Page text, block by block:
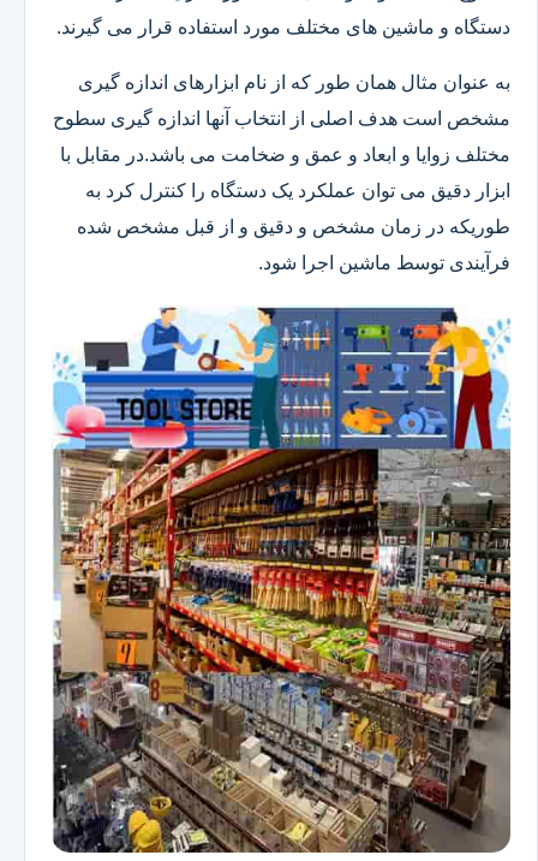
دستگاه و ماشین های مختلف مورد استفاده قرار می گیرند.
به عنوان مثال همان طور که از نام ابزارهای اندازه گیری
مشخص است هدف اصلی از انتخاب آنها اندازه گیری سطوح
مختلف زوایا و ابعاد و عمق و ضخامت می باشد.در مقابل با
ابزار دقیق می توان عملکرد یک دستگاه را کنترل کرد به
طوریکه در زمان مشخص و دقیق و از قبل مشخص شده
فرآیندی توسط ماشین اجرا شود.